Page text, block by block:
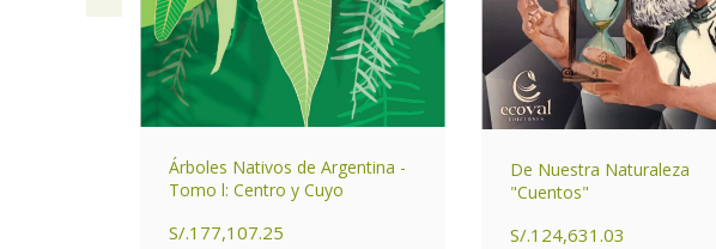
Árboles Nativos de Argentina -
Tomo l: Centro y Cuyo
S/.177,107.25
De Nuestra Naturaleza
"Cuentos"
S/.124,631.03